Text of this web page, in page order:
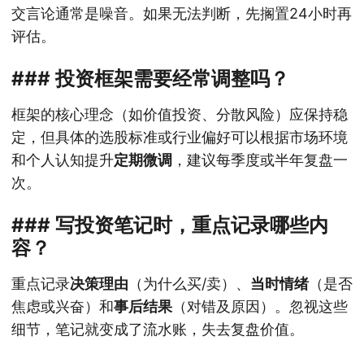
交言论通常是噪音。如果无法判断，先搁置24小时再
评估。
### 投资框架需要经常调整吗？
框架的核心理念（如价值投资、分散风险）应保持稳
定，但具体的选股标准或行业偏好可以根据市场环境
和个人认知提升定期微调 ，建议每季度或半年复盘一
次。
### 写投资笔记时，重点记录哪些内
容？
重点记录决策理由 （为什么买/卖）、 当时情绪（是否
焦虑或兴奋）和事后结果 （对错及原因）。忽视这些
细节，笔记就变成了流水账，失去复盘价值。